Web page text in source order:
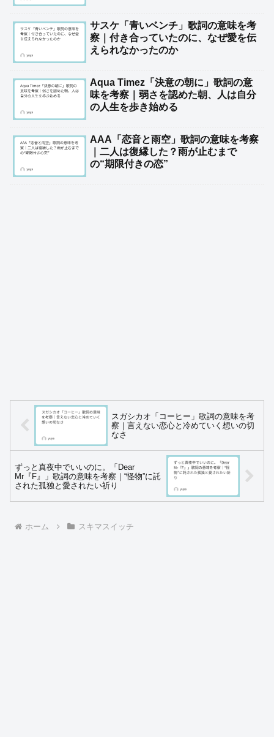
サスケ「青いベンチ」歌詞の意味を考
察｜付き合っていたのに、なぜ愛を伝
えられなかったのか
Aqua Timez「決意の朝に」歌詞の意
味を考察｜弱さを認めた朝、人は自分
の人生を歩き始める
AAA「恋音と雨空」歌詞の意味を考察
｜二人は復縁した？雨が止むまで
の“期限付きの恋”
スガシカオ「コーヒー」歌詞の意味を考
察｜言えない恋心と冷めていく想いの切
なさ
ずっと真夜中でいいのに。「Dear
Mr『F』」歌詞の意味を考察｜“怪物”に託
された孤独と愛されたい祈り
ホーム スキマスイッチ